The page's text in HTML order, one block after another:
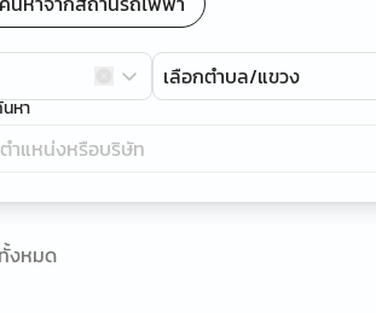
เลือกตำบล/แขวง
หา
งหมด